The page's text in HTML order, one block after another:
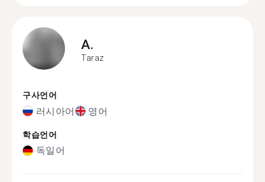
A.
Taraz
구사언어
러시아어 영어
학습언어
독일어